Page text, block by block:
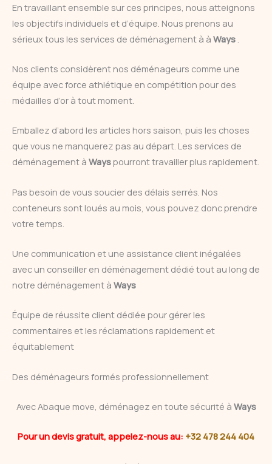
En travaillant ensemble sur ces principes, nous atteignons
les objectifs individuels et d’équipe. Nous prenons au
sérieux tous les services de déménagement à à Ways
Nos clients considèrent nos déménageurs comme une
équipe avec force athlétique en compétition pour des
médailles d’or à tout moment.
Emballez d’abord les articles hors saison, puis les choses
que vous ne manquerez pas au départ. Les services de
déménagement à Wayspourront travailler plus rapidement.
Pas besoin de vous soucier des délais serrés. Nos
conteneurs sont loués au mois, vous pouvez donc prendre
votre temps.
Une communication et une assistance client inégalées
avec un conseiller en déménagement dédié tout au long de
notre déménagement à Ways
Équipe de réussite client dédiée pour gérer les
commentaires et les réclamations rapidement et
équitablement
Des déménageurs formés professionnellement
Avec Abaque move, déménagez en toute sécurité à Ways
Pour un devis gratuit, appelez-nous au: +32 478 244 404